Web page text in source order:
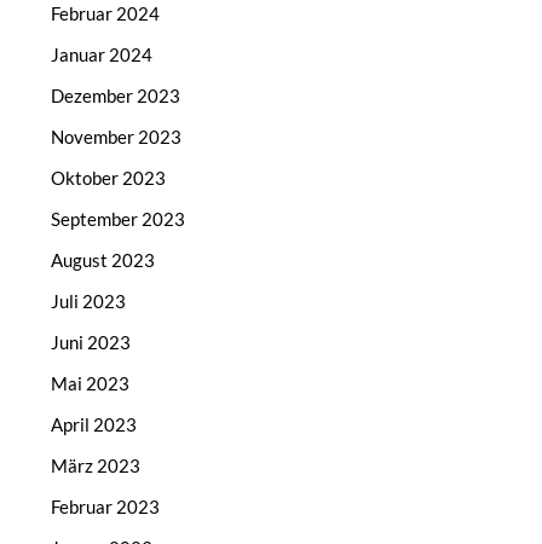
Februar 2024
Januar 2024
Dezember 2023
November 2023
Oktober 2023
September 2023
August 2023
Juli 2023
Juni 2023
Mai 2023
April 2023
März 2023
Februar 2023